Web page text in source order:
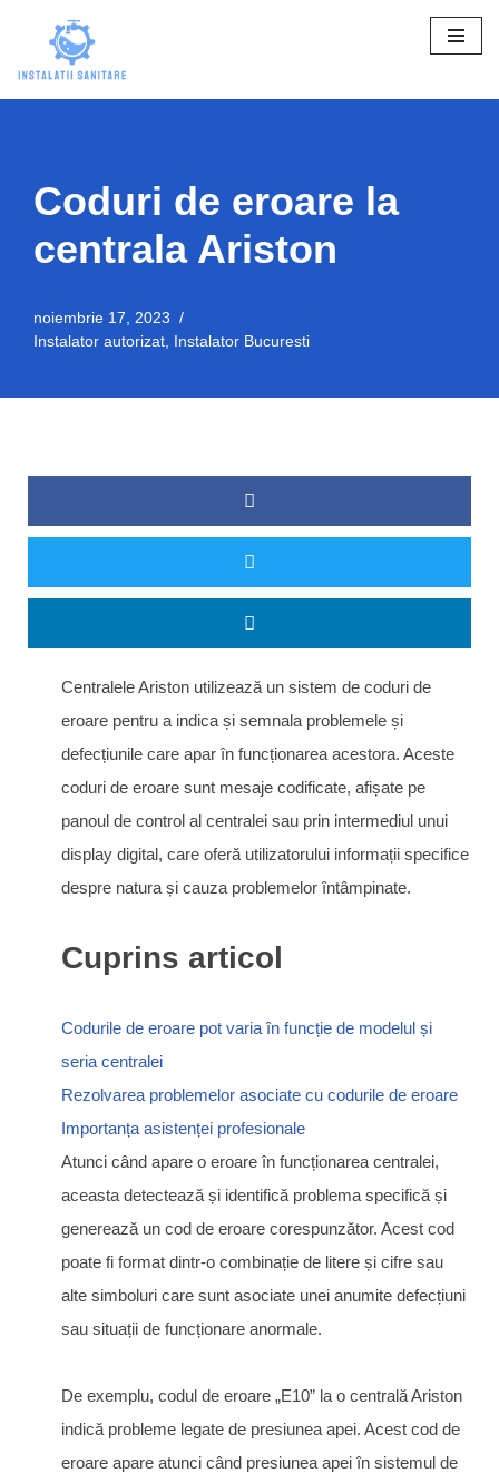
la
Coduri de eroare la
centrala Ariston
noiembrie 17, 2023
Instalator autorizat Instalator Bucuresti
Centralele Ariston utilizează un sistem de coduri de
eroare pentru a indica și semnala problemele și
defecțiunile care apar în funcționarea acestora. Aceste
coduri de eroare sunt mesaje codificate, afișate pe
panoul de control al centralei sau prin intermediul unui
display digital, care oferă utilizatorului informații specifice
despre natura și cauza problemelor întâmpinate.
Cuprins articol
Codurile de eroare pot varia în funcție de modelul și
seria centralei
Rezolvarea problemelor asociate cu codurile de eroare
Importanța asistenței profesionale
Atunci când apare o eroare în funcționarea centralei,
aceasta detectează și identifică problema specifică și
generează un cod de eroare corespunzător. Acest cod
poate fi format dintr-o combinație de litere și cifre sau
alte simboluri care sunt asociate unei anumite defecțiuni
sau situații de funcționare anormale.
De exemplu, codul de eroare „E10” la o centrală Ariston
indică probleme legate de presiunea apei. Acest cod de
eroare apare atunci când presiunea apei în sistemul de